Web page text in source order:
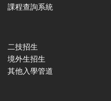
課程查詢系統
二技招生
境外生招生
其他入學管道